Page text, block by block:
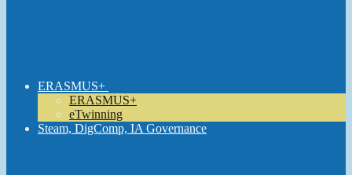
ERASMUS+
ERASMUS+
eTwinning
Steam, DigComp, IA Governance